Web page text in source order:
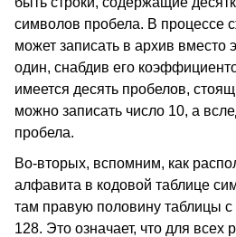
символов пробела. В процессе
может записать в архив вместо
один, снабдив его
имеется десять пробелов,
можно записать число 10, а
пробела.
Во-вторых, вспомним, как
алфавита в кодовой таблице
там правую половину таблицы
128. Это означает, что для всех